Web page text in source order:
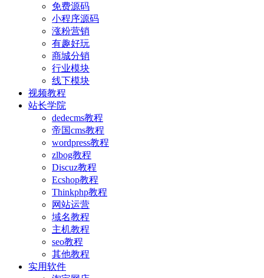
免费源码
小程序源码
涨粉营销
有趣好玩
商城分销
行业模块
线下模块
视频教程
站长学院
dedecms教程
帝国cms教程
wordpress教程
zlbog教程
Discuz教程
Ecshop教程
Thinkphp教程
网站运营
域名教程
主机教程
seo教程
其他教程
实用软件